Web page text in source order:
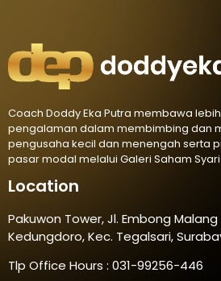
Coach Doddy Eka Putra membawa
pengalaman dalam membimbing dan
pengusaha kecil dan menengah serta
pasar modal melalui Galeri Saham
Location
Pakuwon Tower, Jl. Embong Malang
Kedungdoro, Kec. Tegalsari,
Tlp Office Hours : 031-99256-446